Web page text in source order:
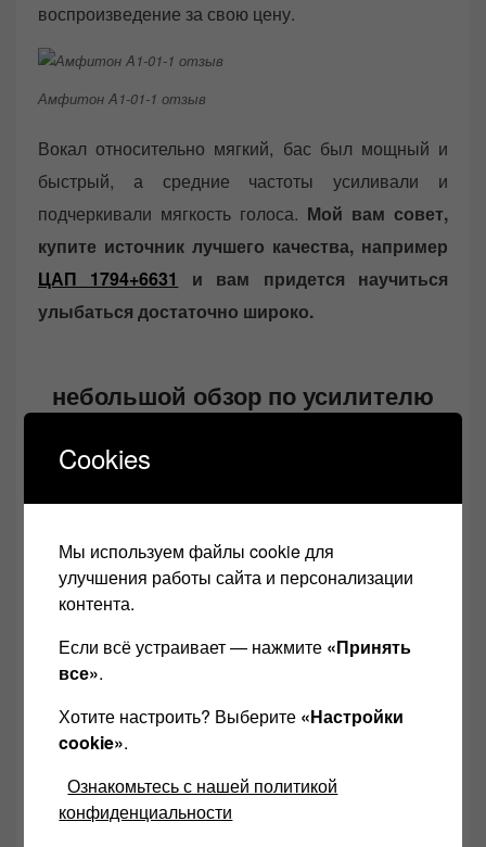
воспроизведение за свою цену.
Амфитон A1-01-1 отзыв
Вокал относительно мягкий, бас был мощный и
быстрый, а средние частоты усиливали и
подчеркивали мягкость голоса. Мой вам совет,
купите источник лучшего качества, например
ЦАП 1794+6631
и вам придется научиться
улыбаться достаточно широко.
небольшой обзор по усилителю
Амфитон A1 01 1:
Cookies
Мы используем файлы cookie для
улучшения работы сайта и персонализации
контента.
Если всё устраивает — нажмите «Принять
все».
Хотите настроить? Выберите «Настройки
cookie».
Ознакомьтесь с нашей политикой
конфиденциальности